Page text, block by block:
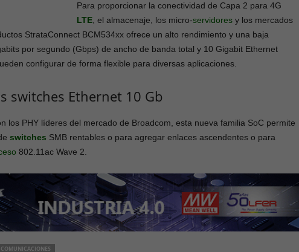
Para proporcionar la conectividad de Capa 2 para 4G
LTE , el almacenaje, los micro-servidores y los mercados
StrataConnect BCM534xx ofrece un alto rendimiento y una baja
por segundo (Gbps) de ancho de banda total y 10 Gigabit Ethernet
configurar de forma flexible para diversas aplicaciones.
switches Ethernet 10 Gb
los PHY líderes del mercado de Broadcom, esta nueva familia SoC permite
switches SMB rentables o para agregar enlaces ascendentes o para
802.11ac Wave 2.
COMUNICACIONES